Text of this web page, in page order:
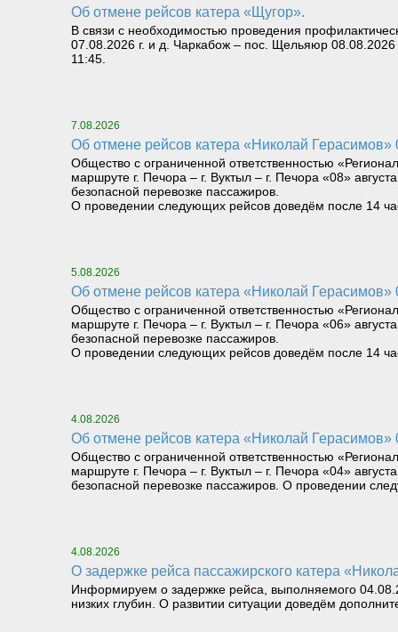
Об отмене рейсов катера «Щугор».
В связи с необходимостью проведения
07.08.2026 г. и д. Чаркабож – пос. Щельяюр
11:45.
7.08.2026
Об отмене рейсов катера «Николай Герасимов»
Общество с ограниченной ответственностью
маршруте г. Печора – г. Вуктыл – г. Печора «08»
безопасной перевозке пассажиров.
О проведении следующих рейсов доведём после 14
5.08.2026
Об отмене рейсов катера «Николай Герасимов»
Общество с ограниченной ответственностью
маршруте г. Печора – г. Вуктыл – г. Печора «06»
безопасной перевозке пассажиров.
О проведении следующих рейсов доведём после 14
4.08.2026
Об отмене рейсов катера «Николай Герасимов»
Общество с ограниченной ответственностью
маршруте г. Печора – г. Вуктыл – г. Печора «04»
безопасной перевозке пассажиров. О проведении
4.08.2026
О задержке рейса пассажирского катера
Информируем о задержке рейса, выполняемого
низких глубин. О развитии ситуации доведём